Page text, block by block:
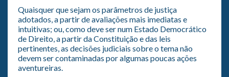
Quaisquer que sejam os parâmetros de justiça
adotados, a partir de avaliações mais imediatas e
intuitivas; ou, como deve ser num Estado Democrático
de Direito, a partir da Constituição e das leis
pertinentes, as decisões judiciais sobre o tema não
devem ser contaminadas por algumas poucas ações
aventureiras.